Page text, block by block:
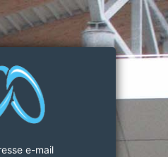
e-mail